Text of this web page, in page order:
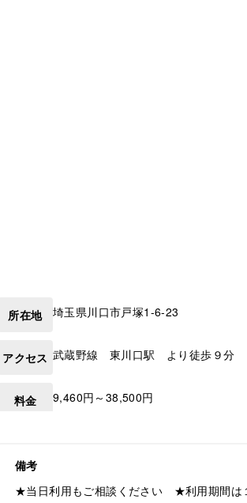
所在地 埼玉県川口市戸塚1-6-23
アクセス 武蔵野線 東川口駅 より徒歩９分
料金 9,460円～38,500円
備考
★当日利用もご相談ください ★利用期間は